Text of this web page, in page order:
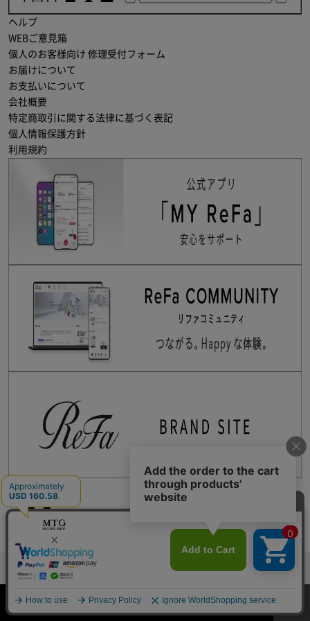
技術 使い方 FAQ
ご購入はこちら
ヘルプ
WEBご意見箱
個人のお客様向け 修理受付フォーム
お届けについて
お支払いについて
会社概要
特定商取引に関する法律に基づく表記
個人情報保護方針
利用規約